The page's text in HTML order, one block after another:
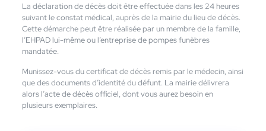
La déclaration de décès doit être effectuée dans les 24 heures
suivant le constat médical, auprès de la mairie du lieu de décès.
Cette démarche peut être réalisée par un membre de la famille,
l’EHPAD lui-même ou l’entreprise de pompes funèbres
mandatée.
Munissez-vous du certificat de décès remis par le médecin, ainsi
que des documents d’identité du défunt. La mairie délivrera
alors l’acte de décès officiel, dont vous aurez besoin en
plusieurs exemplaires.